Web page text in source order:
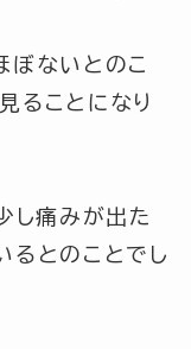
ぼないとのこ
ることになり
し痛みが出た
るとのことでし